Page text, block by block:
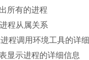
所有的进程
从属关系
调用环境工具的详细
示进程的详细信息